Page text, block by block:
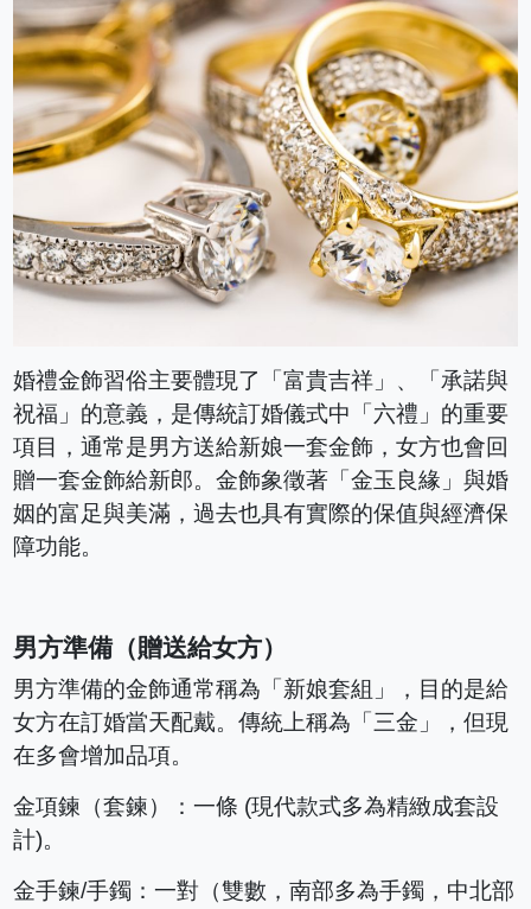
婚禮金飾習俗主要體現了「富貴吉祥」、「承諾與
祝福」的意義，是傳統訂婚儀式中「六禮」的重要
項目，通常是男方送給新娘一套金飾，女方也會回
贈一套金飾給新郎。金飾象徵著「金玉良緣」與婚
姻的富足與美滿，過去也具有實際的保值與經濟保
障功能。
男方準備（贈送給女方）
男方準備的金飾通常稱為「新娘套組」，目的是給
女方在訂婚當天配戴。傳統上稱為「三金」，但現
在多會增加品項。
金項鍊（套鍊）：一條 (現代款式多為精緻成套設
計)。
金手鍊/手鐲：一對（雙數，南部多為手鐲，中北部